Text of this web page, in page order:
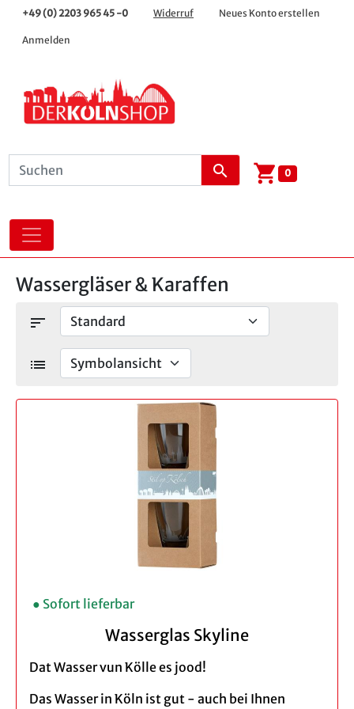
+49 (0) 2203 965 45 -0 Widerruf Neues Konto erstellen
Anmelden
search shopping_cart 0
Wassergläser & Karaffen
sort
list
● Sofort lieferbar
Wasserglas Skyline
Dat Wasser vun Kölle es jood!
Das Wasser in Köln ist gut - auch bei Ihnen